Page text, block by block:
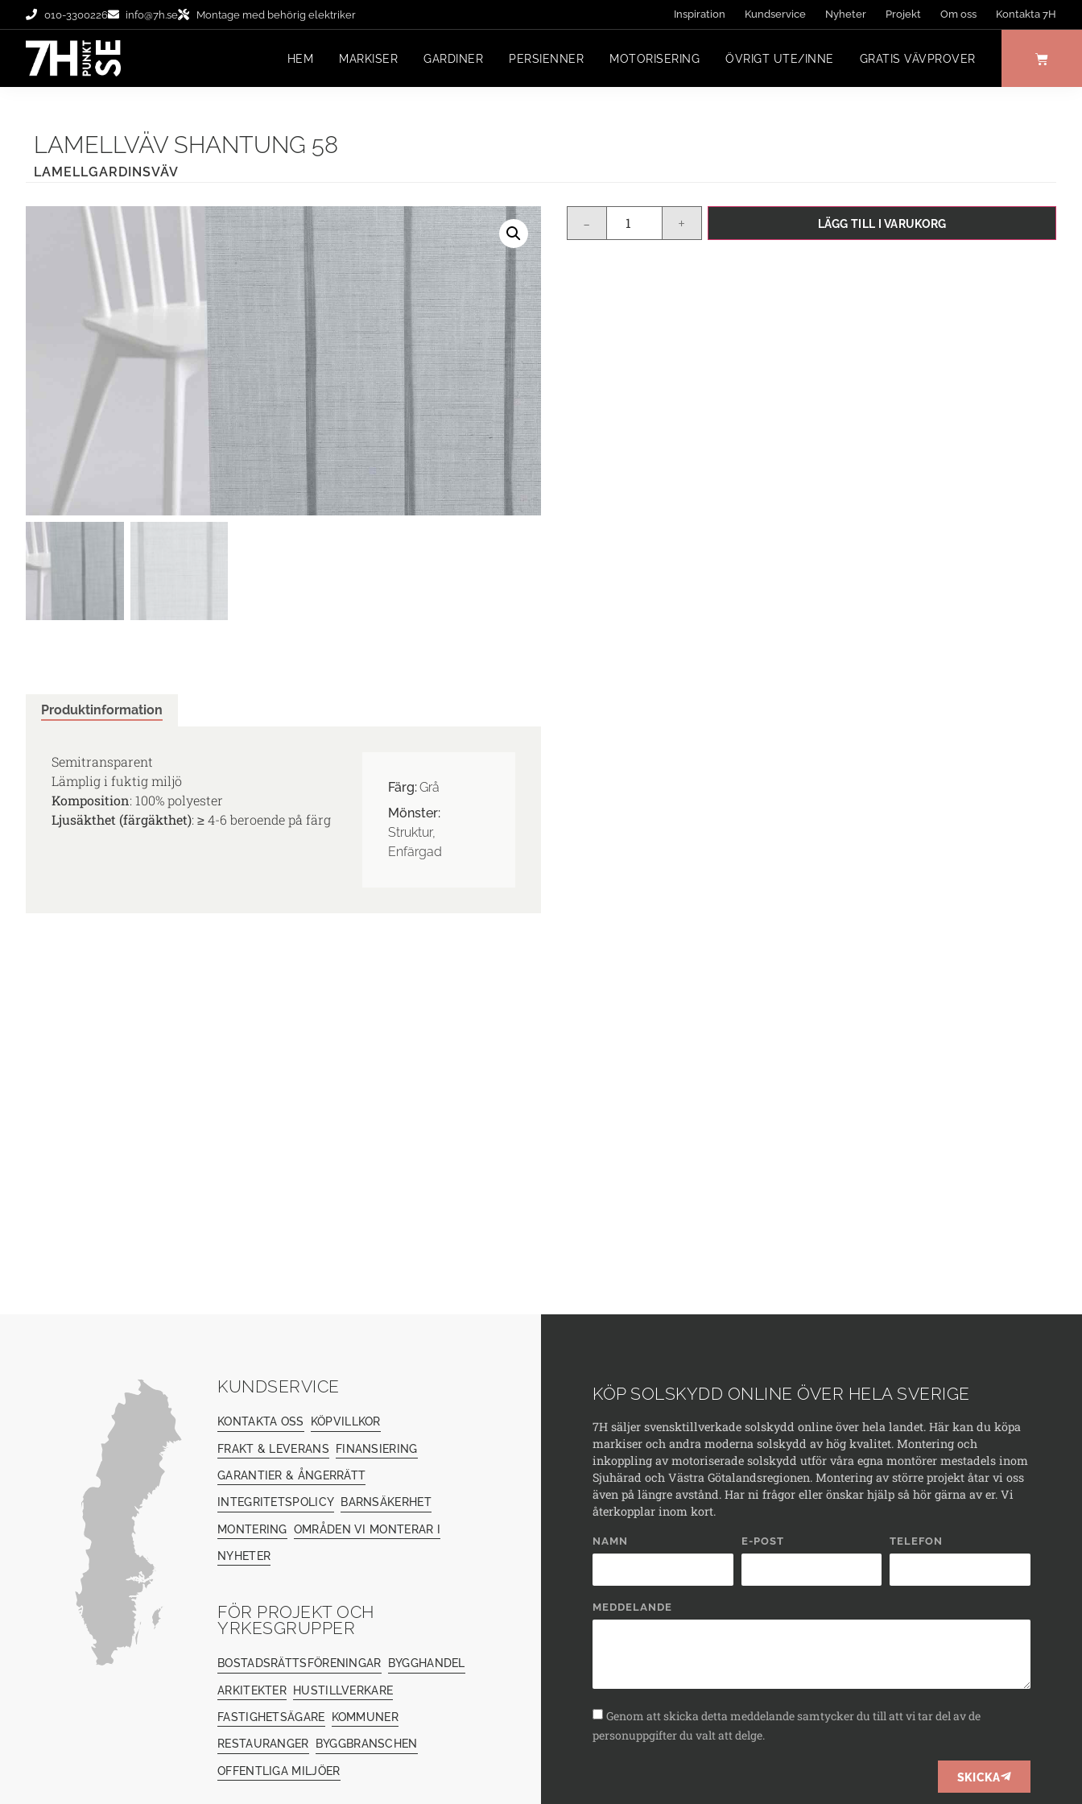
010-3300226 info@7h.se Montage med behörig elektriker Inspiration Kundservice Nyheter Projekt Om oss Kontakta 7H
HEM MARKISER GARDINER PERSIENNER MOTORISERING ÖVRIGT UTE/INNE GRATIS VÄVPROVER
LAMELLVÄV SHANTUNG 58
LAMELLGARDINSVÄV
Produktinformation
Semitransparent
Lämplig i fuktig miljö
Komposition: 100% polyester
Ljusäkthet (färgäkthet): ≥ 4-6 beroende på färg
Färg:Grå
Mönster:
Struktur,
Enfärgad
- + LÄGG TILL I VARUKORG
KUNDSERVICE
KONTAKTA OSS
KÖPVILLKOR
FRAKT & LEVERANS FINANSIERING
GARANTIER & ÅNGERRÄTT
INTEGRITETSPOLICY BARNSÄKERHET
MONTERING OMRÅDEN VI MONTERAR I
NYHETER
FÖR PROJEKT OCH
YRKESGRUPPER
BOSTADSRÄTTSFÖRENINGAR BYGGHANDEL
ARKITEKTER HUSTILLVERKARE
FASTIGHETSÄGARE KOMMUNER
RESTAURANGER BYGGBRANSCHEN
OFFENTLIGA MILJÖER
KÖP SOLSKYDD ONLINE ÖVER HELA SVERIGE
7H säljer svensktillverkade solskydd online över hela landet. Här kan du köpa
markiser och andra moderna solskydd av hög kvalitet. Montering och
inkoppling av motoriserade solskydd utför våra egna montörer mestadels inom
Sjuhärad och Västra Götalandsregionen. Montering av större projekt åtar vi oss
även på längre avstånd. Har ni frågor eller önskar hjälp så hör gärna av er. Vi
återkopplar inom kort.
NAMN E-POST TELEFON
MEDDELANDE
Genom att skicka detta meddelande samtycker du till att vi tar del av de
personuppgifter du valt att delge.
SKICKA